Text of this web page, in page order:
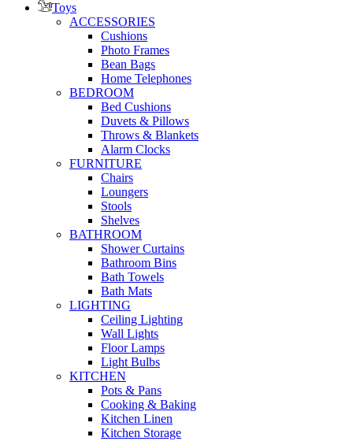
Toys
ACCESSORIES
Cushions
Photo Frames
Bean Bags
Home Telephones
BEDROOM
Bed Cushions
Duvets & Pillows
Throws & Blankets
Alarm Clocks
FURNITURE
Chairs
Loungers
Stools
Shelves
BATHROOM
Shower Curtains
Bathroom Bins
Bath Towels
Bath Mats
LIGHTING
Ceiling Lighting
Wall Lights
Floor Lamps
Light Bulbs
KITCHEN
Pots & Pans
Cooking & Baking
Kitchen Linen
Kitchen Storage